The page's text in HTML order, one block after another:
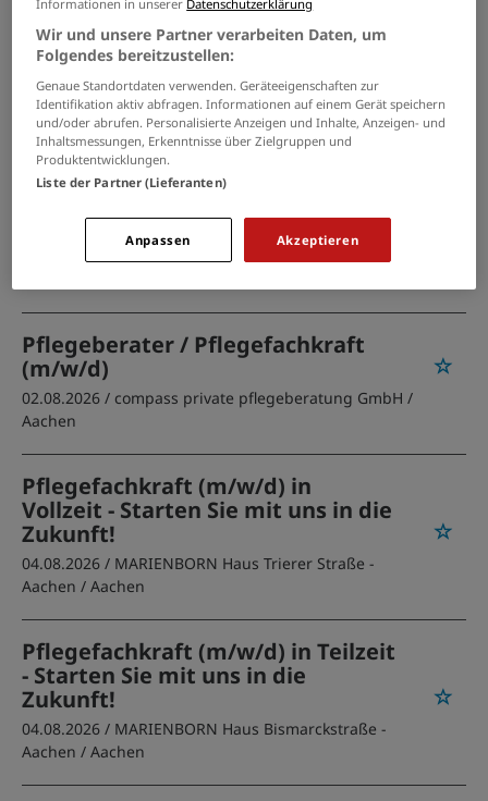
Gesundheits- und
Krankenpfleger/ Altenpfleger/
Pflegefachkraft (m/w/d)
04.08.2026 / BS Breitkreuz GmbH Care / Berlin,
Hamburg, Dortmund, Aachen, Karlsruhe
Du richtig!
04.08.2026 /Caritas-Pflegestation Jülich-Aldenhoven
Pflegeberater / Pflegefachkraft
(m/w/d)
02.08.2026 / compass private pflegeberatung GmbH /
Aachen
Pflegefachkraft (m/w/d) in
Vollzeit - Starten Sie mit uns in die
Zukunft!
04.08.2026 / MARIENBORN Haus Trierer Straße -
Aachen / Aachen
Pflegefachkraft (m/w/d) in Teilzeit
- Starten Sie mit uns in die
Zukunft!
04.08.2026 / MARIENBORN Haus Bismarckstraße -
Aachen / Aachen
Informationen in unserer Datenschutzerklärung
Wir und unsere Partner verarbeiten Daten, um
Folgendes bereitzustellen:
Genaue Standortdaten verwenden. Geräteeigenschaften zur
Identifikation aktiv abfragen. Informationen auf einem Gerät speichern
und/oder abrufen. Personalisierte Anzeigen und Inhalte, Anzeigen- und
Inhaltsmessungen, Erkenntnisse über Zielgruppen und
Produktentwicklungen.
Liste der Partner (Lieferanten)
Akzeptieren
Anpassen